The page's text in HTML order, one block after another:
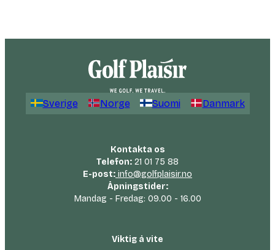
Sverige Norge Suomi Danmark
Kontakta os
Telefon: 21 01 75 88
E-post: info@golfplaisir.no
Åpningstider:
Mandag - Fredag: 09.00 - 16.00
Viktig å vite